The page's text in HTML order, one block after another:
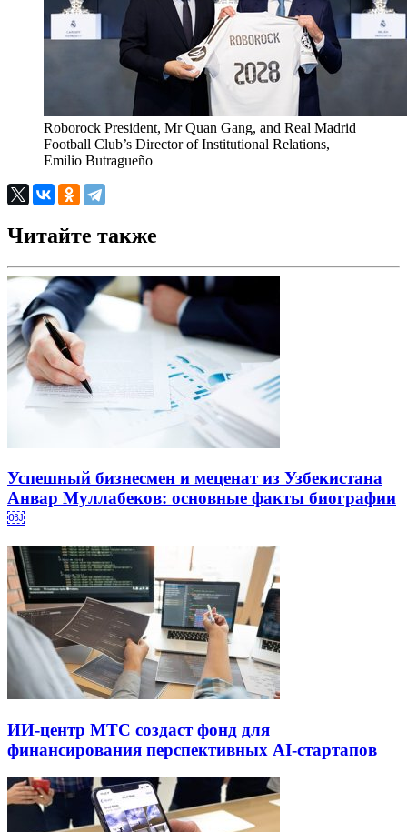
Roborock President, Mr Quan Gang, and Real Madrid
Football Club’s Director of Institutional Relations,
Emilio Butragueño
Читайте также
Успешный бизнесмен и меценат из Узбекистана
Анвар Муллабеков: основные факты биографии
￼
ИИ-центр МТС создаст фонд для
финансирования перспективных AI-стартапов